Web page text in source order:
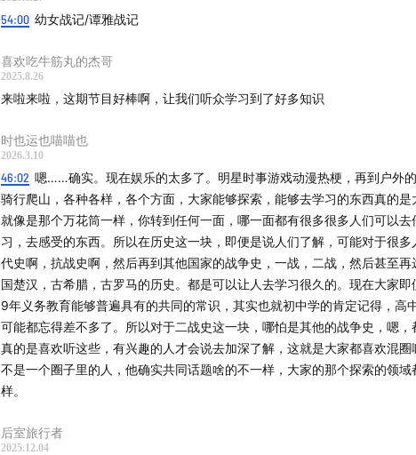
54:00 幼女战记/谭雅战记
喜欢吃牛筋丸的杰哥
2025.8.26
来啦来啦，这期节目好棒啊，让我们听众学习到了好多知识
时也运也喵喵也
2026.3.10
46:02 嗯……确实。现在娱乐的太多了。明星时事游戏动漫热梗，再到户外
骑行爬山，各种各样，各个方面，大家能够探索，能够去学习的东西真的是
就像是那个万花筒一样，你转到任何一面，哪一面都有很多很多人们可以去
习，去感受的东西。所以在历史这一块，即便是说人们了解，可能对于很多
代史啊，抗战史啊，然后再到其他国家的战争史，一战，二战，然后甚至再
国楚汉，古希腊，古罗马的历史。都是可以让人去学习很久的。现在大家即
9年义务教育能够普遍具有的共同的常识，其实也就初中学的肯定记得，高
可能都忘得差不多了。所以对于二战史这一块，哪怕是其他的战争史，嗯，
真的是喜欢听这些，有兴趣的人才会说去加深了解，这就是大家都喜欢混圈
不是一个圈子里的人，他确实共同话题啥的不一样，大家的那个探索的领域
样。
后室旅行者
2025.12.04